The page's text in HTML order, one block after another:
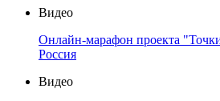
Видео
Онлайн-марафон проекта
Россия
Видео